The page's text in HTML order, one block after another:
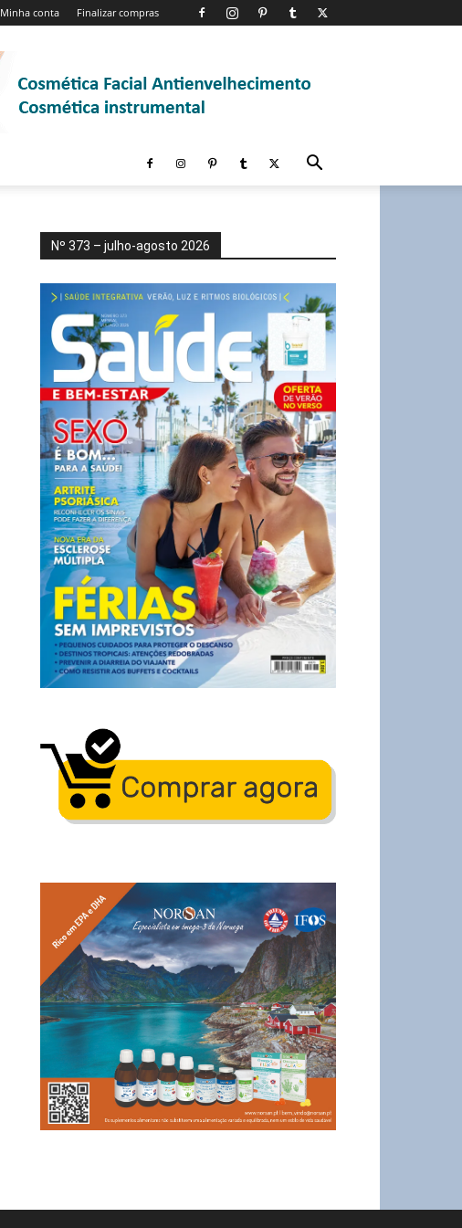
Minha conta Finalizar compras
Nº 373 – julho-agosto 2026